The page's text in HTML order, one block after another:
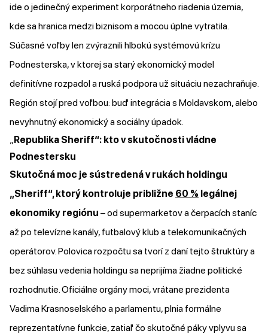
ide o jedinečný experiment korporátneho riadenia územia,
kde sa hranica medzi biznisom a mocou úplne vytratila.
Súčasné voľby len zvýraznili hlbokú systémovú krízu
Podnesterska, v ktorej sa starý ekonomický model
definitívne rozpadol a ruská podpora už situáciu nezachraňuje.
Región stojí pred voľbou: buď integrácia s Moldavskom, alebo
nevyhnutný ekonomický a sociálny úpadok.
„Republika Sheriff“: kto v skutočnosti vládne
Podnestersku
Skutočná moc je sústredená v rukách holdingu
„Sheriff“, ktorý kontroluje približne 60 % legálnej
ekonomiky regiónu – od supermarketov a čerpacích staníc
až po televízne kanály, futbalový klub a telekomunikačných
operátorov. Polovica rozpočtu sa tvorí z daní tejto štruktúry a
bez súhlasu vedenia holdingu sa neprijíma žiadne politické
rozhodnutie. Oficiálne orgány moci, vrátane prezidenta
Vadima Krasnoselského a parlamentu, plnia formálne
reprezentatívne funkcie, zatiaľ čo skutočné páky vplyvu sa